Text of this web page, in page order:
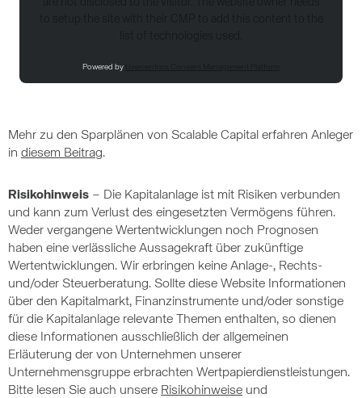
Powered by
Mehr zu den Sparplänen von Scalable Capital erfahren Anleger
in diesem Beitrag.
Risikohinweis – Die Kapitalanlage ist mit Risiken verbunden
und kann zum Verlust des eingesetzten Vermögens führen.
Weder vergangene Wertentwicklungen noch Prognosen
haben eine verlässliche Aussagekraft über zukünftige
Wertentwicklungen. Wir erbringen keine Anlage-, Rechts-
und/oder Steuerberatung. Sollte diese Website Informationen
über den Kapitalmarkt, Finanzinstrumente und/oder sonstige
für die Kapitalanlage relevante Themen enthalten, so dienen
diese Informationen ausschließlich der allgemeinen
Erläuterung der von Unternehmen unserer
Unternehmensgruppe erbrachten Wertpapierdienstleistungen.
Bitte lesen Sie auch unsere Risikohinweise und